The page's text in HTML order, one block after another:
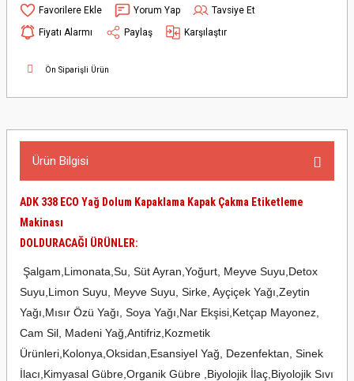
Yorum Yap
Tavsiye Et
Fiyatı Alarmı
Paylaş Karşılaştır
Ön Siparişli Ürün
Ürün Bilgisi
ADK 338 ECO Yağ Dolum Kapaklama Kapak Çakma Etiketleme
Makinası
DOLDURACAĞI ÜRÜNLER:
Şalgam,Limonata,Su, Süt Ayran,Yoğurt, Meyve Suyu,Detox
Suyu,Limon Suyu, Meyve Suyu, Sirke, Ayçiçek Yağı,Zeytin
Yağı,Mısır Özü Yağı, Soya Yağı,Nar Ekşisi,Ketçap Mayonez,
Cam Sil, Madeni Yağ,Antifriz,Kozmetik
Ürünleri,Kolonya,Oksidan,Esansiyel Yağ, Dezenfektan, Sinek
İlacı,Kimyasal Gübre,Organik Gübre ,Biyolojik İlaç,Biyolojik Sıvı